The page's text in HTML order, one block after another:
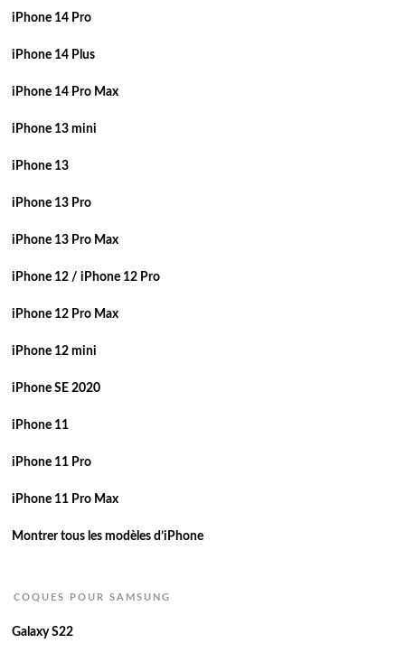
iPhone 14 Pro
iPhone 14 Plus
iPhone 14 Pro Max
iPhone 13 mini
iPhone 13
iPhone 13 Pro
iPhone 13 Pro Max
iPhone 12 / iPhone 12 Pro
iPhone 12 Pro Max
iPhone 12 mini
iPhone SE 2020
iPhone 11
iPhone 11 Pro
iPhone 11 Pro Max
Montrer tous les modèles d’iPhone
COQUES POUR SAMSUNG
Galaxy S22